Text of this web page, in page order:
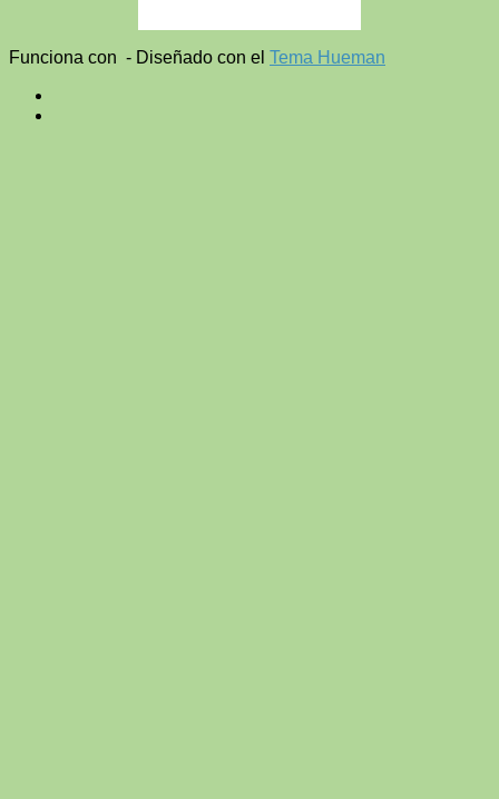
Funciona con - Diseñado con el Tema Hueman